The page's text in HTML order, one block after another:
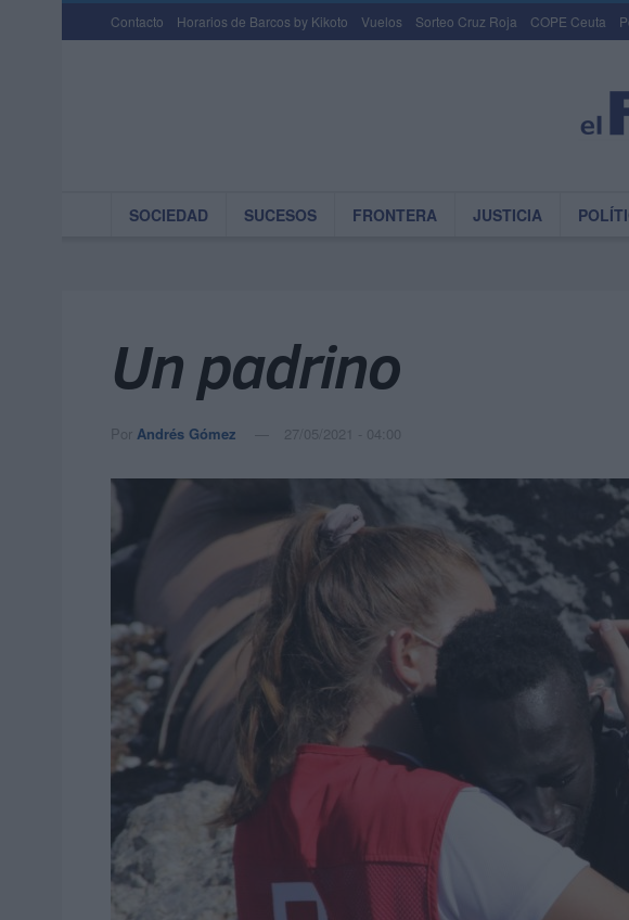
Contacto Horarios de Barcos by Kikoto Vuelos Sorteo Cruz Roja COPE Ceuta
SOCIEDAD SUCESOS FRONTERA JUSTICIA
Un padrino
Por Andrés Gómez 27/05/2021 - 04:00